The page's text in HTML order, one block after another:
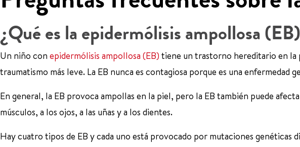
¿Qué es la epidermólisis ampollosa
Un niño con epidermólisis ampollosa (EB) tiene un trastorno hereditario en la
traumatismo más leve. La EB nunca es contagiosa porque es una enfermedad
En general, la EB provoca ampollas en la piel, pero la EB también puede
músculos, a los ojos, a las uñas y a los dientes.
Hay cuatro tipos de EB y cada uno está provocado por mutaciones genéticas